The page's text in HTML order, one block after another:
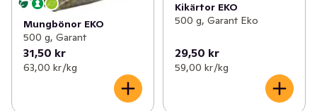
Mungbönor EKO
500 g, Garant
31,50 kr
63,00 kr /kg
Kikärtor EKO
500 g, Garant Eko
29,50 kr
59,00 kr /kg